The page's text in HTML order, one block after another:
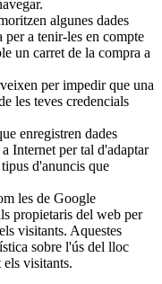
algunes dades
per a tenir-les en compte
un carret de la compra a
per impedir que una
les teves credencials
enregistren dades
Internet per tal d'adaptar
d'anuncis que
les de Google
propietaris del web per
visitants. Aquestes
sobre l'ús del lloc
visitants.